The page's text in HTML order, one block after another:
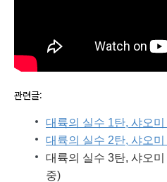
관련글:
대륙의 실수 1탄, 샤오
대륙의 실수 2탄, 샤오
대륙의 실수 3탄, 샤오
중)